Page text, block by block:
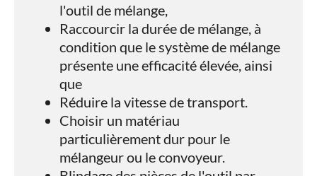
l'outil de mélange,
Raccourcir la durée de mélange, à
condition que le système de mélange
présente une efficacité élevée, ainsi
que
Réduire la vitesse de transport.
Choisir un matériau
particulièrement dur pour le
mélangeur ou le convoyeur.